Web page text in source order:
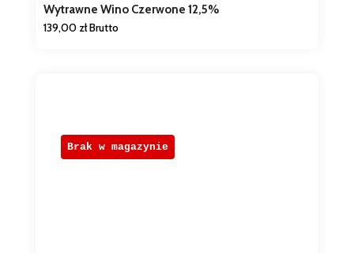
Wytrawne Wino Czerwone 12,5%
139,00 złBrutto
Brak w magazynie